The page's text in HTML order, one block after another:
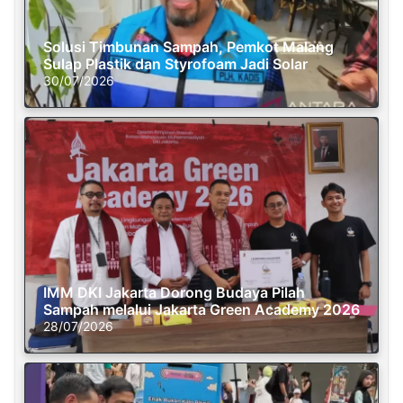
Solusi Timbunan Sampah, Pemkot Malang
Sulap Plastik dan Styrofoam Jadi Solar
30/07/2026
IMM DKI Jakarta Dorong Budaya Pilah
Sampah melalui Jakarta Green Academy 2026
28/07/2026